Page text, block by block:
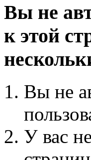
Вы не
к этой
Вы не
У вас